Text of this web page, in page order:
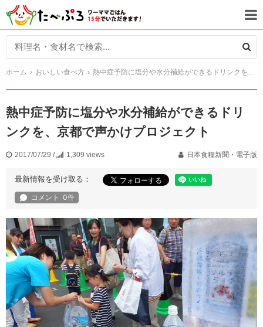
ホーム おいしい食べ方 熱中症予防に塩分や水分補給ができるドリンクを、京都で声かけプロジェクト
熱中症予防に塩分や水分補給ができるドリ
ンクを、京都で声かけプロジェクト
2017/07/29 / 1,309 views 日本食糧新聞・電子版
最新情報を受け取る：